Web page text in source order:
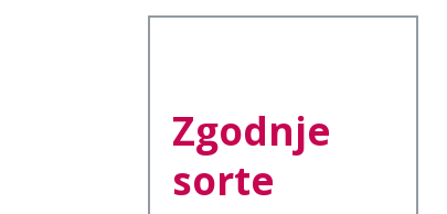
Zgodnje
sorte